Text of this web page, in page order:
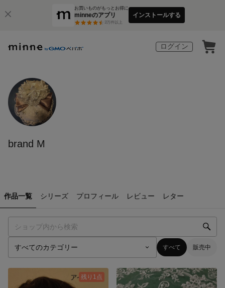
お買いものがもっとお得に
minneのアプリ
3万件以上
インストールする
ログイン
brand M
作品一覧 シリーズ プロフィール レビュー レター
すべて 販売中
残り1点